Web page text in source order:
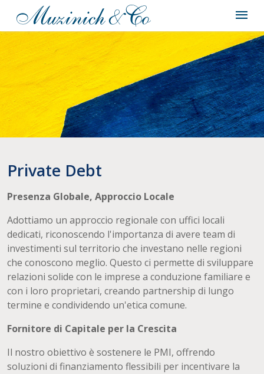
Private Debt
Presenza Globale, Approccio Locale
Adottiamo un approccio regionale con uffici locali
dedicati, riconoscendo l'importanza di avere team di
investimenti sul territorio che investano nelle regioni
che conoscono meglio. Questo ci permette di sviluppare
relazioni solide con le imprese a conduzione familiare e
con i loro proprietari, creando partnership di lungo
termine e condividendo un'etica comune.
Fornitore di Capitale per la Crescita
Il nostro obiettivo è sostenere le PMI, offrendo
soluzioni di finanziamento flessibili per incentivare la